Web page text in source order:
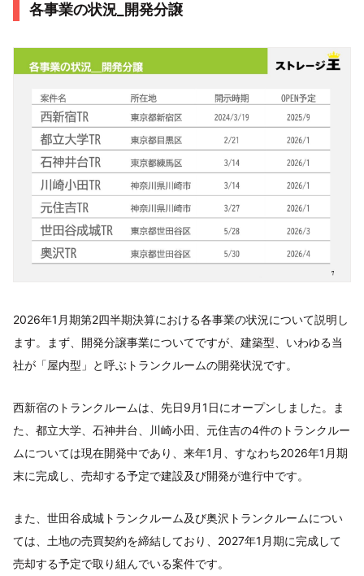
各事業の状況_開発分譲
2026年1月期第2四半期決算における各事業の状況について説明し
ます。まず、開発分譲事業についてですが、建築型、いわゆる当
社が「屋内型」と呼ぶトランクルームの開発状況です。
西新宿のトランクルームは、先日9月1日にオープンしました。ま
た、都立大学、石神井台、川崎小田、元住吉の4件のトランクルー
ムについては現在開発中であり、来年1月、すなわち2026年1月期
末に完成し、売却する予定で建設及び開発が進行中です。
また、世田谷成城トランクルーム及び奥沢トランクルームについ
ては、土地の売買契約を締結しており、2027年1月期に完成して
売却する予定で取り組んでいる案件です。